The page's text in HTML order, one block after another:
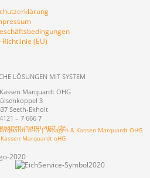
(EU)
LÖSUNGEN MIT SYSTEM
Marquardt OHG
3
Seeth-Ekholt
– 7 666 7
marquardt.de
oHG | Waagen & Kassen Marquardt OHG
Marquardt oHG